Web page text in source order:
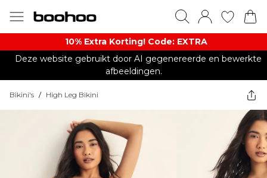
10% Extra Korting! Code: EXTRA​
Deze website gebruikt door AI gegenereerde en bewerkte
afbeeldingen.
Bikini's / High Leg Bikini